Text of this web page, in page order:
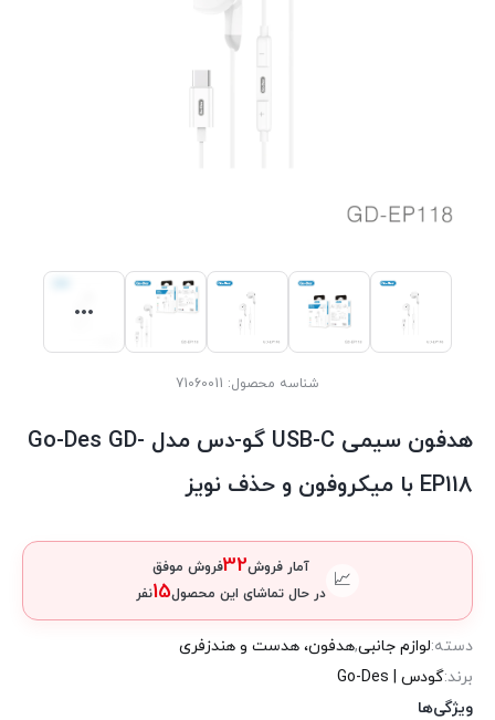
شناسه محصول: 71060011
هدفون سیمی USB-C گو-دس مدل Go-Des GD-
EP118 با میکروفون و حذف نویز
📈
آمار فروش32فروش موفق
در حال تماشای این محصول15نفر
دسته:لوازم جانبی,هدفون، هدست و هندزفری
برند:گودس | Go-Des
ویژگی‌ها